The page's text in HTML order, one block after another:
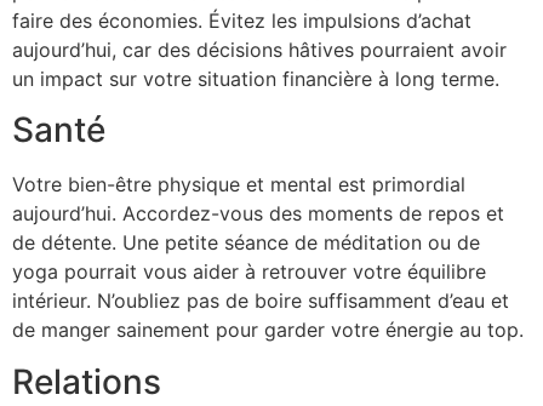
faire des économies. Évitez les impulsions d’achat
aujourd’hui, car des décisions hâtives pourraient avoir
un impact sur votre situation financière à long terme.
Santé
Votre bien-être physique et mental est primordial
aujourd’hui. Accordez-vous des moments de repos et
de détente. Une petite séance de méditation ou de
yoga pourrait vous aider à retrouver votre équilibre
intérieur. N’oubliez pas de boire suffisamment d’eau et
de manger sainement pour garder votre énergie au top.
Relations